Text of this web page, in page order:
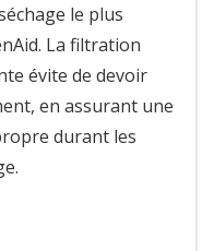
le plus
La filtration
évite de devoir
en assurant une
durant les